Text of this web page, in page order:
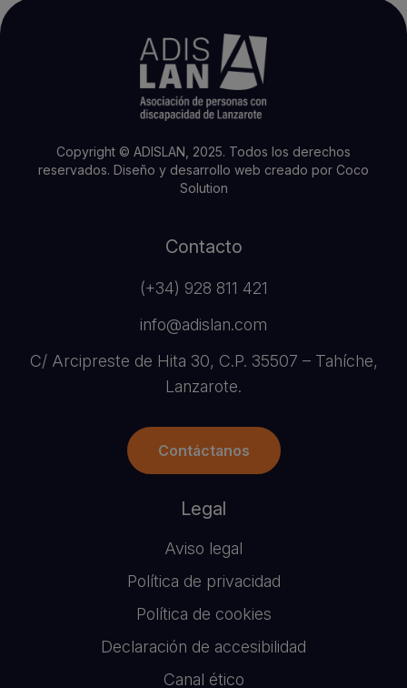
Copyright © ADISLAN, 2025. Todos los derechos
reservados. Diseño y desarrollo web creado por Coco
Solution
Contacto
(+34) 928 811 421
info@adislan.com
C/ Arcipreste de Hita 30, C.P. 35507 – Tahíche,
Lanzarote.
Contáctanos
Legal
Aviso legal
Política de privacidad
Política de cookies
Declaración de accesibilidad
Canal ético